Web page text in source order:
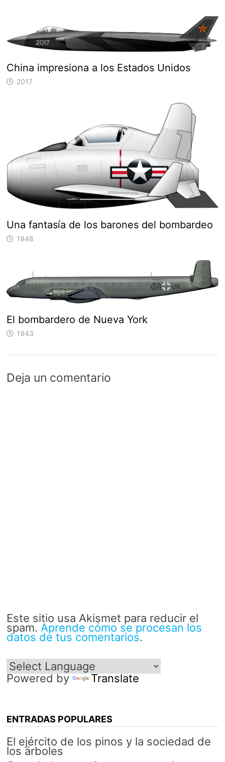
China impresiona a los Estados Unidos
2017
Una fantasía de los barones del bombardeo
1948
El bombardero de Nueva York
1943
Deja un comentario
Este sitio usa Akismet para reducir el
spam. Aprende cómo se procesan los
datos de tus comentarios.
Powered by Translate
ENTRADAS POPULARES
El ejército de los pinos y la sociedad de
los árboles